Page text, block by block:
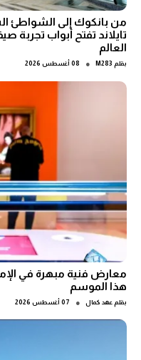
من بانكوك إلى الشواطئ
تايلاند تفتح أبواب تجربة
العالم
بقلم M283
● 08 أغسطس 2026
معارض فنية مبهرة في
هذا الموسم
بقلم عهد كمال ● 07 أغسطس 2026